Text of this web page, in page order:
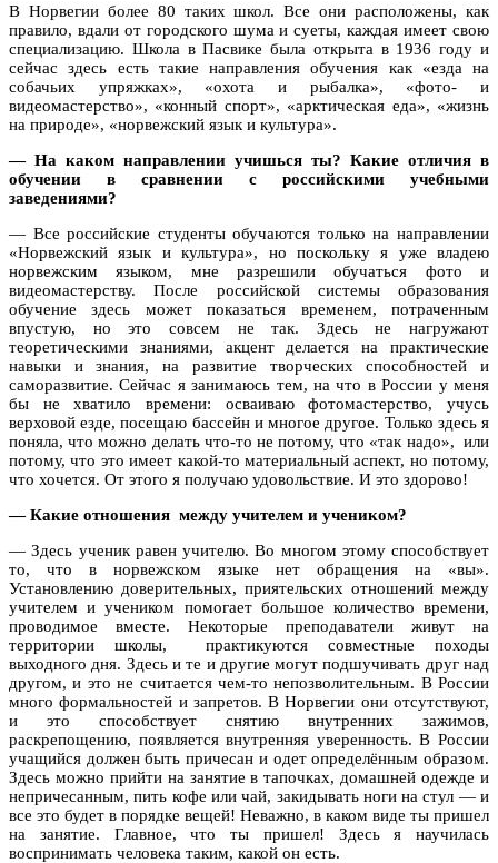
В Норвегии более 80 таких школ. Все они расположены, как
правило, вдали от городского шума и суеты, каждая имеет свою
специализацию. Школа в Пасвике была открыта в 1936 году и
сейчас здесь есть такие направления обучения как «езда на
собачьих упряжках», «охота и рыбалка», «фото- и
видеомастерство», «конный спорт», «арктическая еда», «жизнь
на природе», «норвежский язык и культура».
— На каком направлении учишься ты? Какие отличия в
обучении в сравнении с российскими учебными
заведениями?
— Все российские студенты обучаются только на направлении
«Норвежский язык и культура», но поскольку я уже владею
норвежским языком, мне разрешили обучаться фото и
видеомастерству. После российской системы образования
обучение здесь может показаться временем, потраченным
впустую, но это совсем не так. Здесь не нагружают
теоретическими знаниями, акцент делается на практические
навыки и знания, на развитие творческих способностей и
саморазвитие. Сейчас я занимаюсь тем, на что в России у меня
бы не хватило времени: осваиваю фотомастерство, учусь
верховой езде, посещаю бассейн и многое другое. Только здесь я
поняла, что можно делать что-то не потому, что «так надо», или
потому, что это имеет какой-то материальный аспект, но потому,
что хочется. От этого я получаю удовольствие. И это здорово!
— Какие отношения между учителем и учеником?
— Здесь ученик равен учителю. Во многом этому способствует
то, что в норвежском языке нет обращения на «вы».
Установлению доверительных, приятельских отношений между
учителем и учеником помогает большое количество времени,
проводимое вместе. Некоторые преподаватели живут на
территории школы, практикуются совместные походы
выходного дня. Здесь и те и другие могут подшучивать друг над
другом, и это не считается чем-то непозволительным. В России
много формальностей и запретов. В Норвегии они отсутствуют,
и это способствует снятию внутренних зажимов,
раскрепощению, появляется внутренняя уверенность. В России
учащийся должен быть причесан и одет определённым образом.
Здесь можно прийти на занятие в тапочках, домашней одежде и
непричесанным, пить кофе или чай, закидывать ноги на стул — и
все это будет в порядке вещей! Неважно, в каком виде ты пришел
на занятие. Главное, что ты пришел! Здесь я научилась
воспринимать человека таким, какой он есть.